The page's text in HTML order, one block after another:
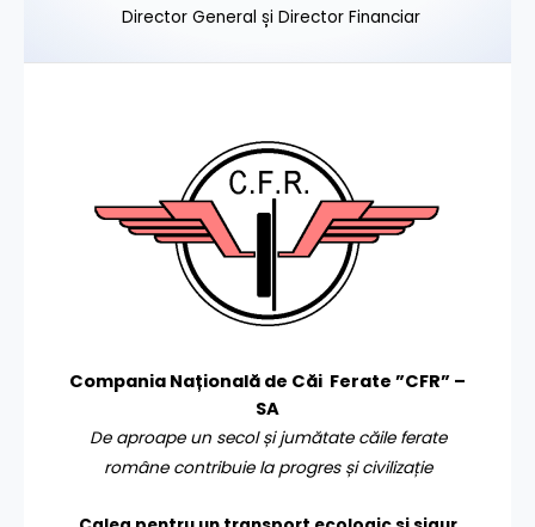
Director General și Director Financiar
Compania Națională de Căi Ferate ”CFR” –
SA
De aproape un secol și jumătate căile ferate
române contribuie la progres și civilizație